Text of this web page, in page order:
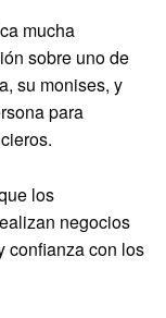
mucha
sobre uno de
su monises, y
para
los
negocios
confianza con los